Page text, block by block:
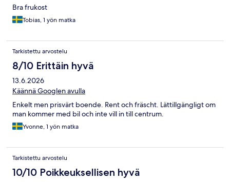
Bra frukost
Tobias, 1 yön matka
Tarkistettu arvostelu
8/10 Erittäin hyvä
13.6.2026
Käännä Googlen avulla
Enkelt men prisvärt boende. Rent och fräscht. Lättillgängligt om
man kommer med bil och inte vill in till centrum.
Yvonne, 1 yön matka
Tarkistettu arvostelu
10/10 Poikkeuksellisen hyvä